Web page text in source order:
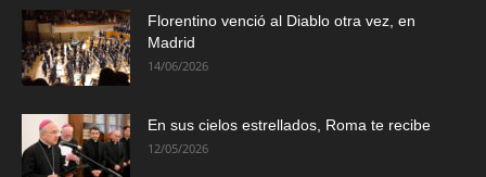
Florentino venció al Diablo otra vez, en
Madrid
14/06/2026
En sus cielos estrellados, Roma te recibe
12/05/2026